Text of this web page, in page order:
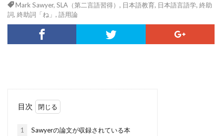
Mark Sawyer, SLA（第二言語習得） , 日本語教育, 日本語言語学, 終助
詞, 終助詞「ね」 , 語用論
目次
1 Sawyerの論文が収録されている本